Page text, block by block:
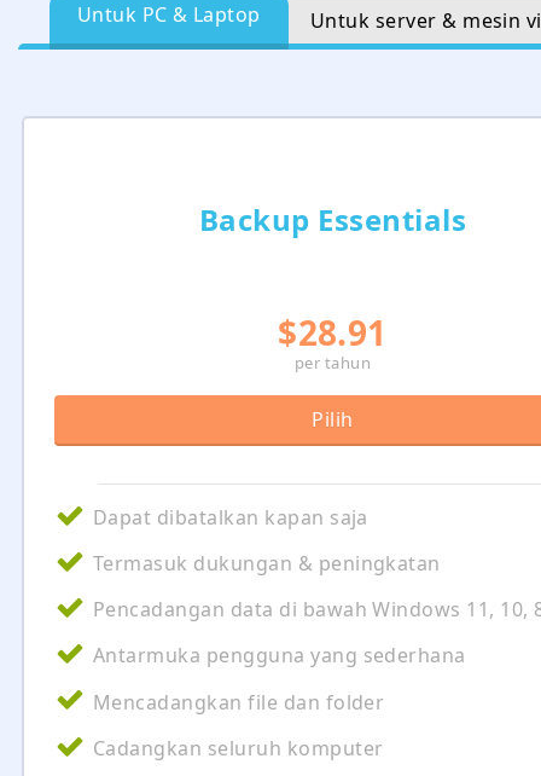
Untuk PC & Laptop Untuk server & mesin
Backup Essentials
$28.91
per tahun
Pilih
Dapat dibatalkan kapan saja
Termasuk dukungan & peningkatan
Pencadangan data di bawah Windows 11, 10,
Antarmuka pengguna yang sederhana
Mencadangkan file dan folder
Cadangkan seluruh komputer